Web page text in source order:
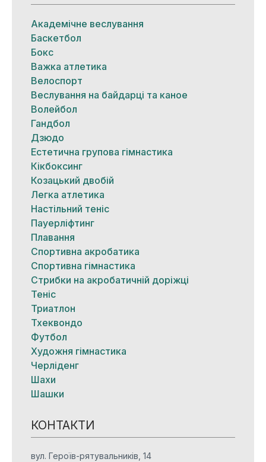
Академічне веслування
Баскетбол
Бокс
Важка атлетика
Велоспорт
Веслування на байдарці та каное
Волейбол
Гандбол
Дзюдо
Естетична групова гімнастика
Кікбоксинг
Козацький двобій
Легка атлетика
Настільний теніс
Пауерліфтинг
Плавання
Спортивна акробатика
Спортивна гімнастика
Стрибки на акробатичній доріжці
Теніс
Триатлон
Тхеквондо
Футбол
Художня гімнастика
Черліденг
Шахи
Шашки
КОНТАКТИ
вул. Героїв-рятувальників, 14